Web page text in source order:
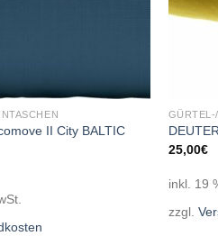
II City BALTIC
25,00€
inkl. 19
zzgl.